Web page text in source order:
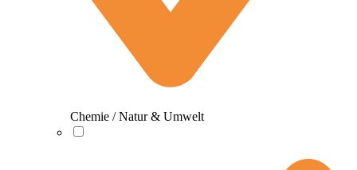
Chemie / Natur & Umwelt